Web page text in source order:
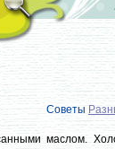
Советы
маслом.